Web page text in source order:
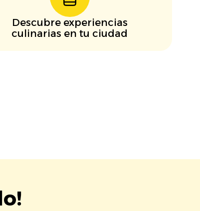
Descubre experiencias
culinarias en tu ciudad